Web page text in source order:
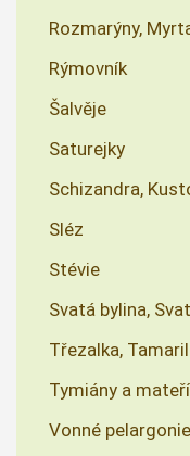
Rozmarýny,
Rýmovník
Šalvěje
Saturejky
Schizandra,
Sléz
Stévie
Svatá bylina,
Třezalka,
Tymiány a
Vonné